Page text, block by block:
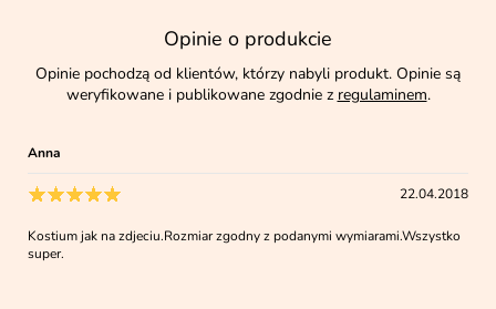
Opinie o produkcie
Opinie pochodzą od klientów, którzy nabyli produkt. Opinie są
weryfikowane i publikowane zgodnie z regulaminem.
Anna
22.04.2018
Kostium jak na zdjeciu.Rozmiar zgodny z podanymi wymiarami.Wszystko
super.